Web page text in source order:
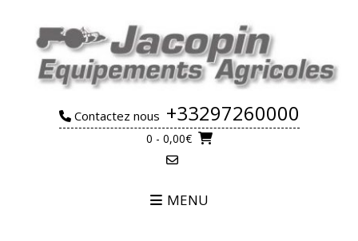
content
Contactez nous +33297260000
0 - 0,00€
MENU